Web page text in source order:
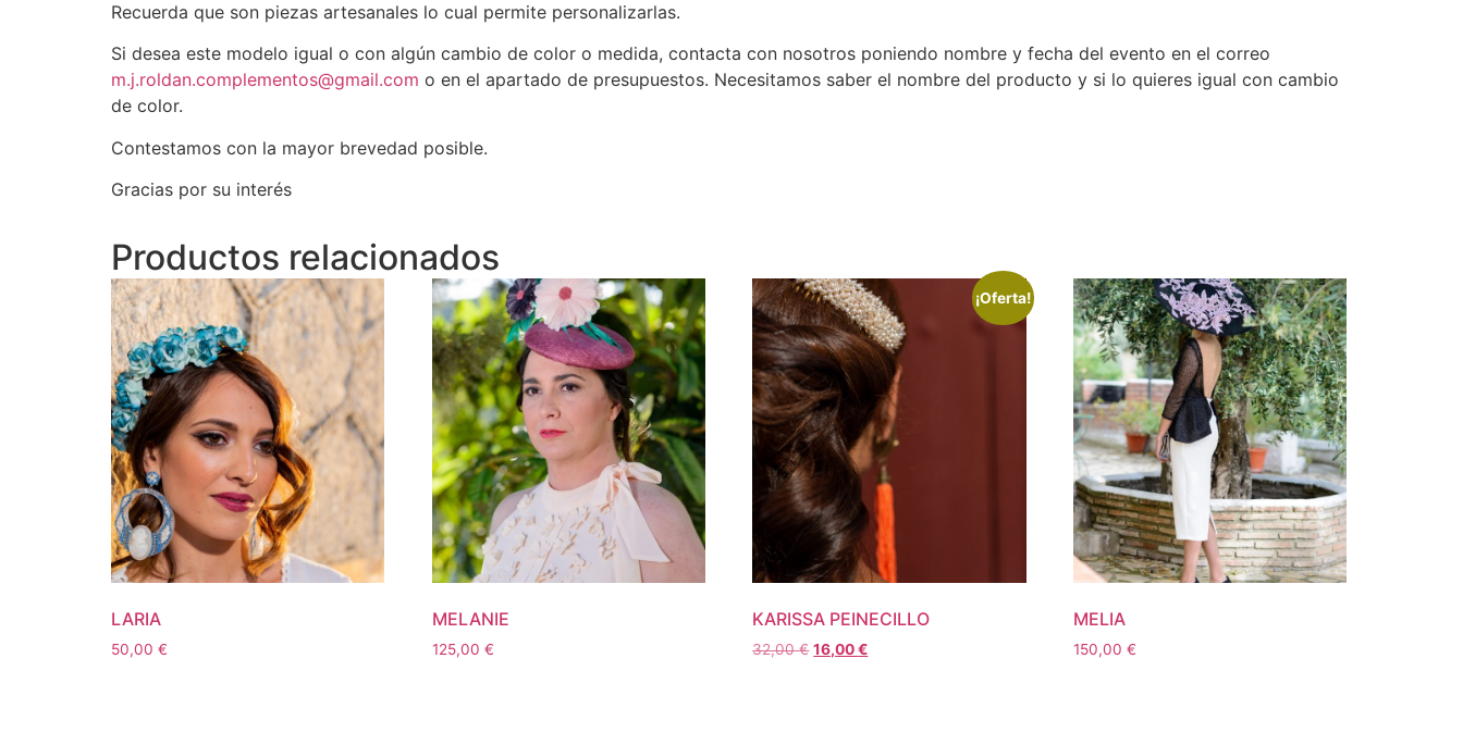
Recuerda que son piezas artesanales lo cual permite personalizarlas.
Si desea este modelo igual o con algún cambio de color o medida, contacta con nosotros poniendo nombre y fecha del evento en el correo
m.j.roldan.complementos@gmail.com o en el apartado de presupuestos. Necesitamos saber el nombre del producto y si lo quieres igual con cambio
de color.
Contestamos con la mayor brevedad posible.
Gracias por su interés
Productos relacionados
LARIA
50,00 €
MELANIE
125,00 €
¡Oferta!
KARISSA PEINECILLO
32,00€ 16,00€
MELIA
150,00€